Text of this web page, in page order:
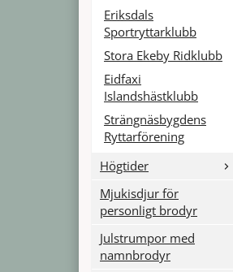
Eriksdals
Sportryttarklubb
Stora Ekeby Ridklubb
Eidfaxi
Islandshästklubb
Strängnäsbygdens
Ryttarförening
Högtider
Mjukisdjur för
personligt brodyr
Julstrumpor med
namnbrodyr